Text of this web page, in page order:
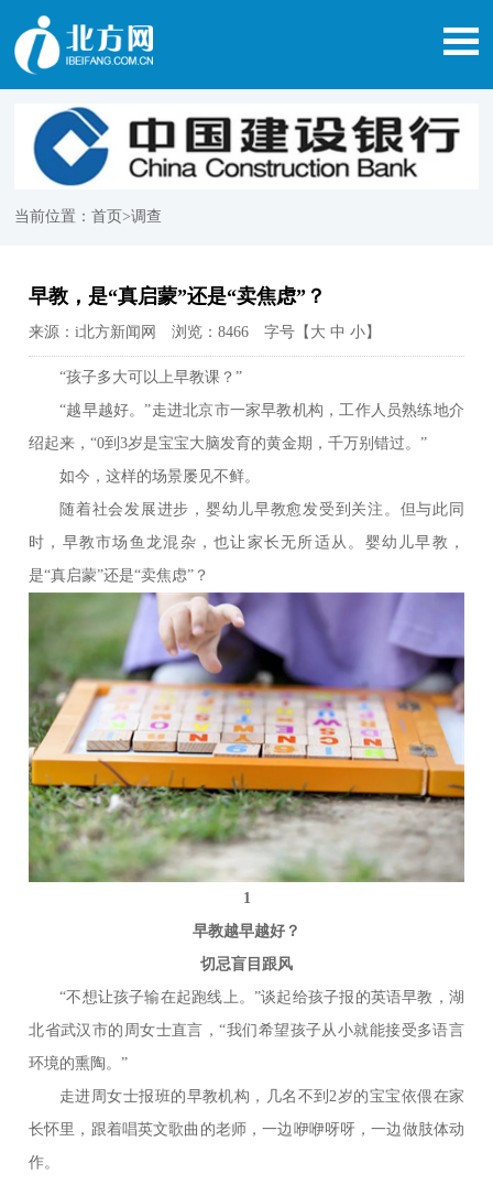
当前位置：首页>调查
早教，是“真启蒙”还是“卖焦虑”？
来源：i北方新闻网 浏览：8466 字号【 大 中 小】
“孩子多大可以上早教课？”
“越早越好。”走进北京市一家早教机构，工作人员熟练地介
绍起来，“0到3岁是宝宝大脑发育的黄金期，千万别错过。”
如今，这样的场景屡见不鲜。
随着社会发展进步，婴幼儿早教愈发受到关注。但与此同
时，早教市场鱼龙混杂，也让家长无所适从。婴幼儿早教，
是“真启蒙”还是“卖焦虑”？
1
早教越早越好？
切忌盲目跟风
“不想让孩子输在起跑线上。”谈起给孩子报的英语早教，湖
北省武汉市的周女士直言，“我们希望孩子从小就能接受多语言
环境的熏陶。”
走进周女士报班的早教机构，几名不到2岁的宝宝依偎在家
长怀里，跟着唱英文歌曲的老师，一边咿咿呀呀，一边做肢体动
作。